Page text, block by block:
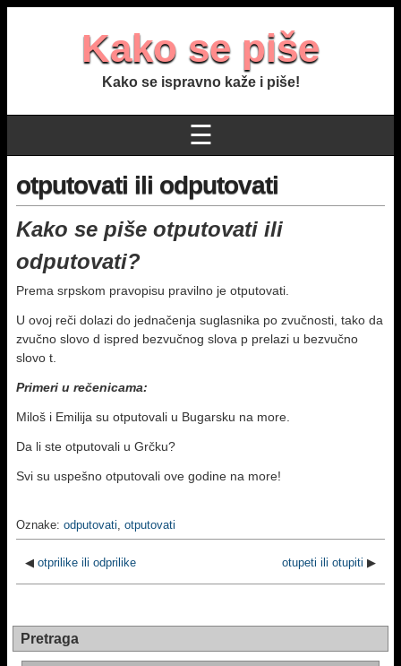
Kako se piše
Kako se ispravno kaže i piše!
☰
otputovati ili odputovati
Kako se piše otputovati ili
odputovati?
Prema srpskom pravopisu pravilno je otputovati.
U ovoj reči dolazi do jednačenja suglasnika po zvučnosti, tako da
zvučno slovo d ispred bezvučnog slova p prelazi u bezvučno
slovo t.
Primeri u rečenicama:
Miloš i Emilija su otputovali u Bugarsku na more.
Da li ste otputovali u Grčku?
Svi su uspešno otputovali ove godine na more!
Oznake: odputovati, otputovati
◀ otprilike ili odprilike otupeti ili otupiti ▶
Pretraga